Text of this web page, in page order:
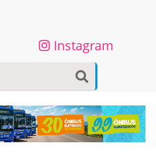
Instagram